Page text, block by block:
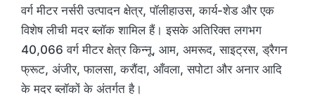
वर्ग मीटर नर्सरी उत्पादन क्षेत्र, पॉलीहाउस, कार्य-शेड और एक
विशेष लीची मदर ब्लॉक शामिल हैं। इसके अतिरिक्त लगभग
40,066 वर्ग मीटर क्षेत्र किन्नू, आम, अमरूद, साइट्रस, ड्रैगन
फ्रूट, अंजीर, फालसा, करौंदा, आँवला, सपोटा और अनार आदि
के मदर ब्लॉकों के अंतर्गत है।